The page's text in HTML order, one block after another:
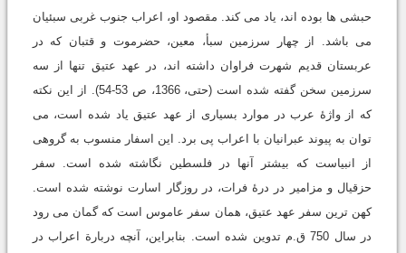
حبشی ها بوده اند، یاد می کند. مقصود او، اعراب جنوب غربی سبئیان
می باشد. از چهار سرزمین سبأ، معین، حضرموت و قتبان که در
عربستان قدیم شهرت فراوان داشته اند، در عهد عتیق تنها از سه
سرزمین سخن گفته شده است (حتی، 1366، ص 53-54). از این نکته
که از واژۀ عرب در موارد بسیاری از عهد عتیق یاد شده است، می
توان به پیوند عبرانیان با اعراب پی برد. این اسفار منسوب به گروهی
از انبیاست که بیشتر آنها در فلسطین نگاشته شده است. سفر
حزقیال و مزامیر در درۀ فرات، در روزگار اسارت نوشته شده است.
کهن ترین سفر عهد عتیق، همان سفر عاموس است که گمان می رود
در سال 750 ق.م تدوین شده است. بنابراین، آنچه دربارة اعراب در